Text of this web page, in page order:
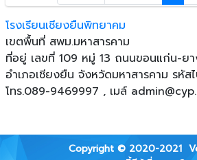
โรงเรียนเชียงยืนพิทยาคม
เขตพื้นที่ สพม.มหาสารคาม
ที่อยู่ เลขที่ 109 หมู่ 13 ถนนขอนแก่น-ย
อําเภอเชียงยืน จังหวัดมหาสารคาม รหั
โทร.089-9469997 , เมล์
Copyright © 2020-2021